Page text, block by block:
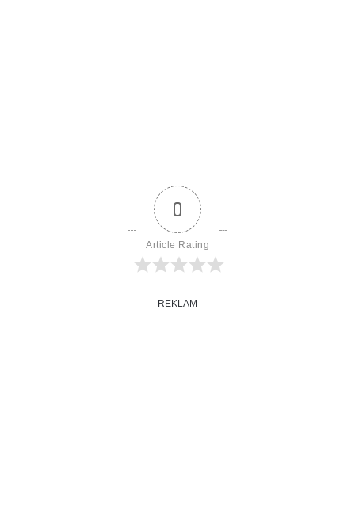
0
Article Rating
REKLAM